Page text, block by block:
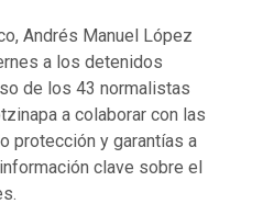
Andrés Manuel López
a los detenidos
de los 43 normalistas
a colaborar con las
protección y garantías a
clave sobre el